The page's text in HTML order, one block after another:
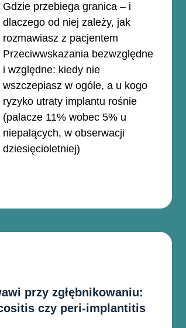
Gdzie przebiega granica – i
dlaczego od niej zależy, jak
rozmawiasz z pacjentem
Przeciwwskazania bezwzględne
i względne: kiedy nie
wszczepiasz w ogóle, a u kogo
ryzyko utraty implantu rośnie
(palacze 11% wobec 5% u
niepalących, w obserwacji
dziesięcioletniej)
przy zgłębnikowaniu:
czy peri-implantitis